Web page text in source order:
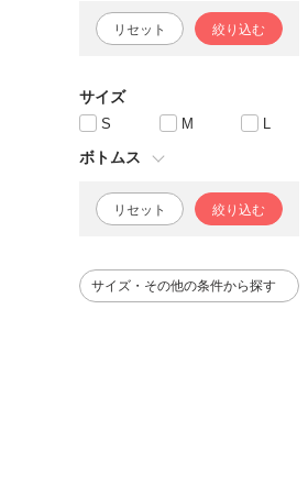
リセット 絞り込む
サイズ
S M L
ボトムス
リセット 絞り込む
サイズ・その他の条件から探す